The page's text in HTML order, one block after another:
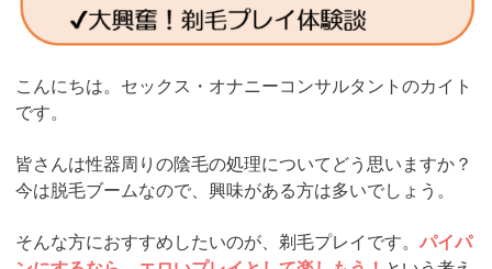
こんにちは。セックス・オナニーコンサルタントのカイト
です。
皆さんは性器周りの陰毛の処理についてどう思いますか？
今は脱毛ブームなので、興味がある方は多いでしょう。
そんな方におすすめしたいのが、剃毛プレイです。 パイパ